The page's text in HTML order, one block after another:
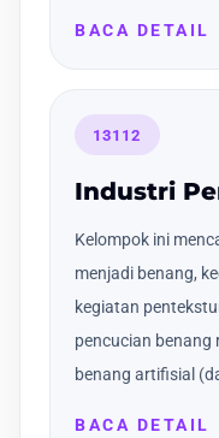
BACA DETAIL
13112
Industri
Kelompok ini
menjadi benang,
kegiatan
pencucian
benang artifisial
BACA DETAIL